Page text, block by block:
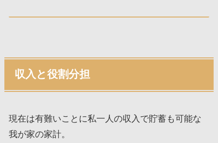
収入と役割分担
現在は有難いことに私一人の収入で貯蓄も可能な
我が家の家計。